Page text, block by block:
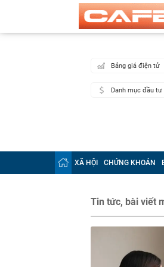
Bảng giá điện tử
Danh mục đầu tư
XÃ HỘI CHỨNG KHOÁN
Tin tức, bài viết